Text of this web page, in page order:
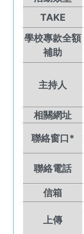
TAKE
學校專款全額
補助
主持人
相關網址
聯絡窗口*
聯絡電話
信箱
上傳